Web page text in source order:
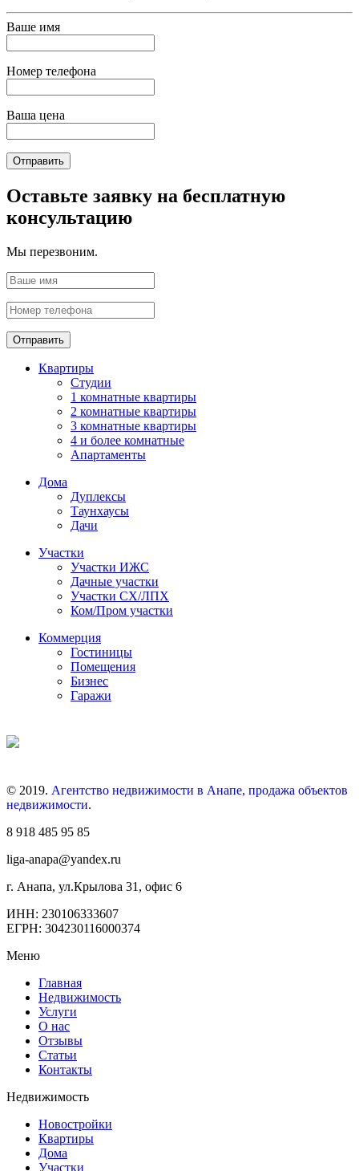
Ваше имя
Номер телефона
Ваша цена
Отправить
Оставьте заявку на бесплатную
консультацию
Мы перезвоним.
Отправить
Квартиры
Студии
1 комнатные квартиры
2 комнатные квартиры
3 комнатные квартиры
4 и более комнатные
Апартаменты
Дома
Дуплексы
Таунхаусы
Дачи
Участки
Участки ИЖС
Дачные участки
Участки СХ/ЛПХ
Ком/Пром участки
Коммерция
Гостиницы
Помещения
Бизнес
Гаражи
© 2019. Агентство недвижимости в Анапе, продажа объектов
недвижимости.
8 918 485 95 85
liga-anapa@yandex.ru
г. Анапа, ул.Крылова 31, офис 6
ИНН: 230106333607
ЕГРН: 304230116000374
Меню
Главная
Недвижимость
Услуги
О нас
Отзывы
Статьи
Контакты
Недвижимость
Новостройки
Квартиры
Дома
Участки